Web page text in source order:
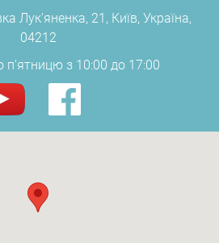
Лук'яненка, 21, Київ, Україна,
04212
п’ятницю з 10:00 до 17:00